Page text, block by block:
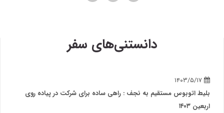
دانستنی‌های سفر
به نجف : راهی ساده برای شرکت در پیاده روی